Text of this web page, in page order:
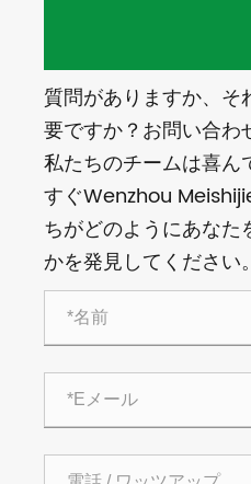
質問がありますか、
要ですか？お問い合わ
私たちのチームは喜ん
すぐWenzhou
ちがどのようにあなた
かを発見してください。